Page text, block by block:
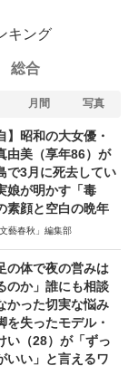
キング
総合
月間 写真
】昭和の大女優・
由美（享年86）が
で3月に死去してい
が明かす「毒
素顔と空白の晩年
文藝春秋」編集部
の体で夜の営みは
のか」誰にも相談
かった切実な悩み
を失ったモデル・
い（28）が「ずっ
いい」と言えるワ